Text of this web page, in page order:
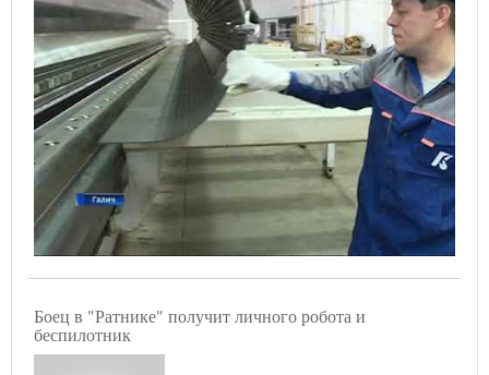
Боец в "Ратнике" получит личного робота и
беспилотник